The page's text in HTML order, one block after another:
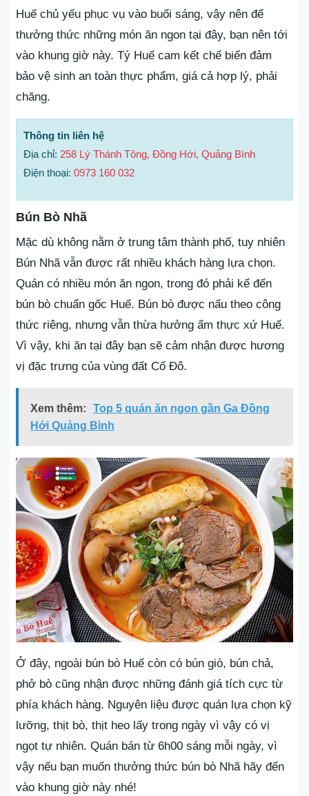
Huế chủ yếu phục vụ vào buổi sáng, vậy nên để
thưởng thức những món ăn ngon tại đây, bạn nên tới
vào khung giờ này. Tý Huế cam kết chế biển đảm
bảo vệ sinh an toàn thực phẩm, giá cả hợp lý, phải
chăng.
Thông tin liên hệ
Địa chỉ: 258 Lý Thánh Tông, Đồng Hới, Quảng Bình
Điện thoại: 0973 160 032
Bún Bò Nhã
Mặc dù không nằm ở trung tâm thành phố, tuy nhiên
Bún Nhã vẫn được rất nhiều khách hàng lựa chọn.
Quán có nhiều món ăn ngon, trong đó phải kể đến
bún bò chuẩn gốc Huế. Bún bò được nấu theo công
thức riêng, nhưng vẫn thừa hưởng ẩm thực xứ Huế.
Vì vậy, khi ăn tại đây bạn sẽ cảm nhận được hương
vị đặc trưng của vùng đất Cố Đô.
Xem thêm:
Top 5 quán ăn ngon gần Ga Đồng
Hới Quảng Bình
Ở đây, ngoài bún bò Huế còn có bún giò, bún chả,
phở bò cũng nhận được những đánh giá tích cực từ
phía khách hàng. Nguyên liệu được quán lựa chọn kỹ
lưỡng, thịt bò, thịt heo lấy trong ngày vì vậy có vị
ngọt tự nhiên. Quán bán từ 6h00 sáng mỗi ngày, vì
vậy nếu bạn muốn thưởng thức bún bò Nhã hãy đến
vào khung giờ này nhé!